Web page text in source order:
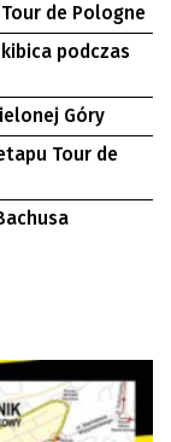
de Pologne
podczas
Góry
Tour de